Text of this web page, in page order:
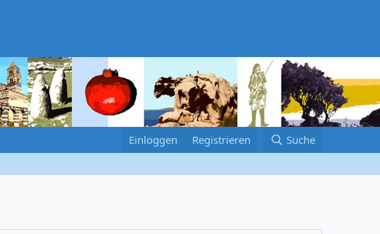
Einloggen Registrieren Suche